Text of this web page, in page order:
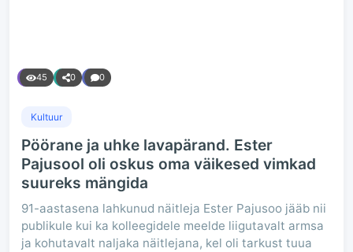
45 0 0
Kultuur
Pöörane ja uhke lavapärand. Ester
Pajusool oli oskus oma väikesed vimkad
suureks mängida
91-aastasena lahkunud näitleja Ester Pajusoo jääb nii
publikule kui ka kolleegidele meelde liigutavalt armsa
ja kohutavalt naljaka näitlejana, kel oli tarkust tuua